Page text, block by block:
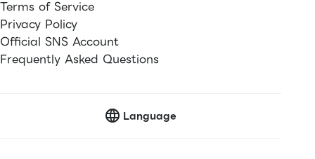
Terms of Service
Privacy Policy
Official SNS Account
Frequently Asked Questions
Language